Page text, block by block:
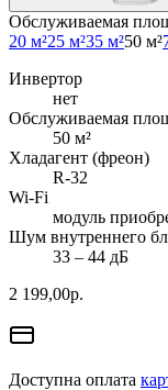
Обслуживаемая
20 м²25 м²35 м²50 м²
Инвертор
нет
Обслуживаемая
50 м²
Хладагент (фреон)
R-32
Wi-Fi
модуль
Шум внутреннего
33 ‒ 44 дБ
2 199,00р.
Доступна оплата